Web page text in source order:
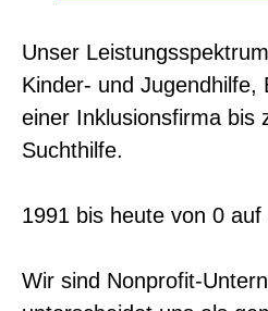
Unser
Kinder- und Jugendhilfe,
einer Inklusionsfirma bis
Suchthilfe.
1991 bis heute von 0
Wir sind Nonprofit-